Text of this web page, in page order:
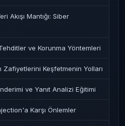
Akışı Mantığı: Siber
ve Korunma Yöntemleri
Zafiyetlerini Keşfetmenin Yolları
ve Yanıt Analizi Eğitimi
Karşı Önlemler